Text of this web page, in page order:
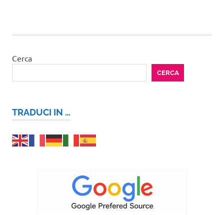
Cerca
CERCA
TRADUCI IN …